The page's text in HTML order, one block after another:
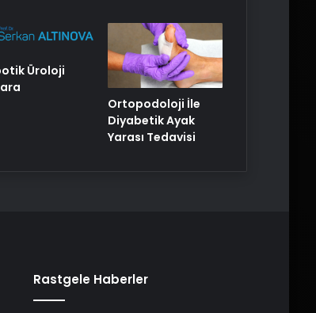
Üroloji
Ortopodoloji İle
Diyabetik Ayak
Yarası Tedavisi
Rastgele Haberler